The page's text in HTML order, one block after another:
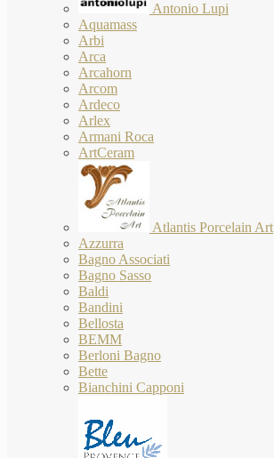
Antonio Lupi
Aquamass
Arbi
Arca
Arcahorn
Arcom
Ardeco
Arlex
Armani Roca
ArtCeram
Atlantis Porcelain Art
Azzurra
Bagno Associati
Bagno Sasso
Baldi
Bandini
Bellosta
BEMM
Berloni Bagno
Bette
Bianchini Capponi